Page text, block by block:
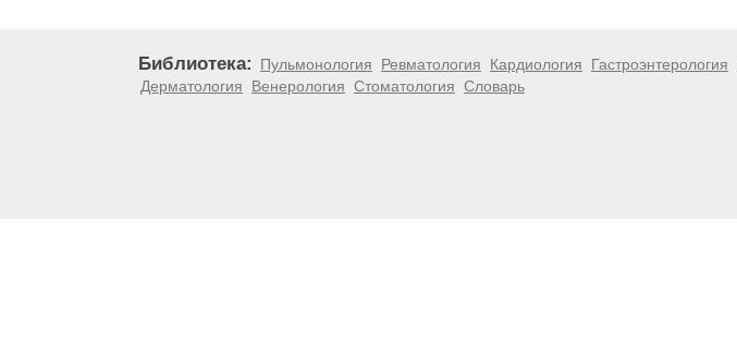
Библиотека: Пульмонология Ревматология Кардиология Гастроэнтерология
Дерматология
Венерология Стоматология Словарь